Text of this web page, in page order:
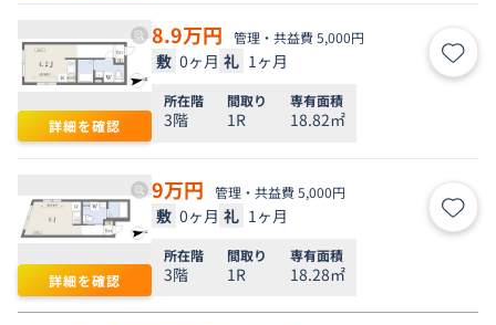
詳細を確認
8.9万円 管理・共益費 5,000円
敷 0ヶ月 礼 1ヶ月 お気
所在階
3階
間取り
1R
専有面積
18.82㎡
詳細を確認
9万円 管理・共益費 5,000円
敷 0ヶ月 礼 1ヶ月 お気
所在階
3階
間取り
1R
専有面積
18.28㎡